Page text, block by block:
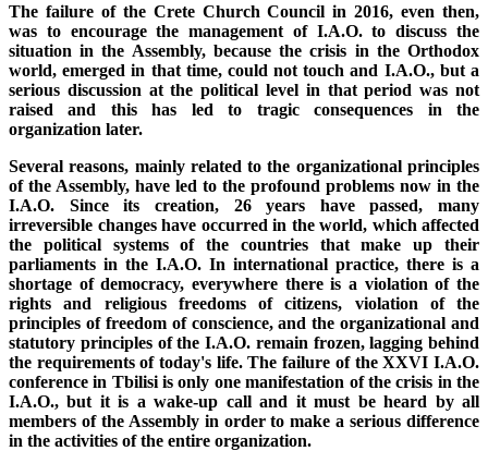
The failure of the Crete Church Council in 2016, even then,
was to encourage the management of I.A.O. to discuss the
situation in the Assembly, because the crisis in the Orthodox
world, emerged in that time, could not touch and I.A.O., but a
serious discussion at the political level in that period was not
raised and this has led to tragic consequences in the
organization later.
Several reasons, mainly related to the organizational principles
of the Assembly, have led to the profound problems now in the
I.A.O. Since its creation, 26 years have passed, many
irreversible changes have occurred in the world, which affected
the political systems of the countries that make up their
parliaments in the I.A.O. In international practice, there is a
shortage of democracy, everywhere there is a violation of the
rights and religious freedoms of citizens, violation of the
principles of freedom of conscience, and the organizational and
statutory principles of the I.A.O. remain frozen, lagging behind
the requirements of today's life. The failure of the XXVI I.A.O.
conference in Tbilisi is only one manifestation of the crisis in the
I.A.O., but it is a wake-up call and it must be heard by all
members of the Assembly in order to make a serious difference
in the activities of the entire organization.